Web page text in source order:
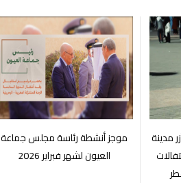
مدينة
موجز أنشطة رئاسة مجلس جماعة
العيون لشهر فبراير 2026